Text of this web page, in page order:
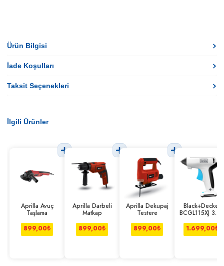
Ürün Bilgisi
İade Koşulları
Taksit Seçenekleri
İlgili Ürünler
Aprilla Avuç
Taşlama
899,00₺
Aprilla Darbeli
Matkap
899,00₺
Aprilla Dekupaj
Testere
899,00₺
Black+Decker
BCGL115XJ 3.6V
Tabancası
1.699,00₺